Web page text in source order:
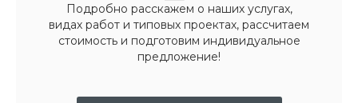
Подробно расскажем о наших услугах,
видах работ и типовых проектах, рассчитаем
стоимость и подготовим индивидуальное
предложение!